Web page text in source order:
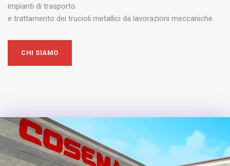
impianti di trasporto
e trattamento dei trucioli metallici da lavorazioni meccaniche.
CHI SIAMO